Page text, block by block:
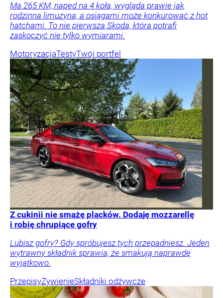
Ma 265 KM, napęd na 4 koła, wygląda prawie jak
rodzinna limuzyna, a osiągami może konkurować z hot
hatchami. To nie pierwsza Skoda, która potrafi
zaskoczyć nie tylko wymiarami.
MotoryzacjaTestyTwój portfel
Z cukinii nie smażę placków. Dodaję mozzarellę
i robię chrupiące gofry
Lubisz gofry? Gdy spróbujesz tych przepadniesz. Jeden
wytrawny składnik sprawia, że smakują naprawdę
wyjątkowo.
PrzepisyŻywienieSkładniki odżywcze